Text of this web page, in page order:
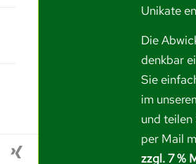
Unikate
Die
denkbar
Sie
im
und teilen
per Mail
zzgl. 7 %